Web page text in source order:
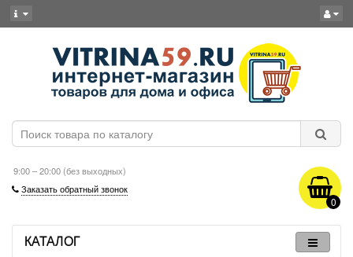
9:00 – 20:00 (без выходных)
Заказать обратный звонок
0
КАТАЛОГ